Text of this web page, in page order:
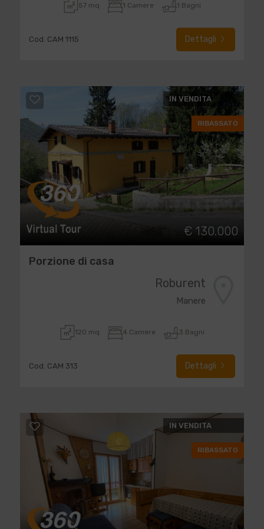
57 mq 1 Camere 1 Bagni
Cod. CAM 1115 Dettagli
IN VENDITA
RIBASSATO
€ 130.000
Porzione di casa
Roburent
Manere
120 mq 4 Camere 3 Bagni
Cod. CAM 313 Dettagli
IN VENDITA
RIBASSATO